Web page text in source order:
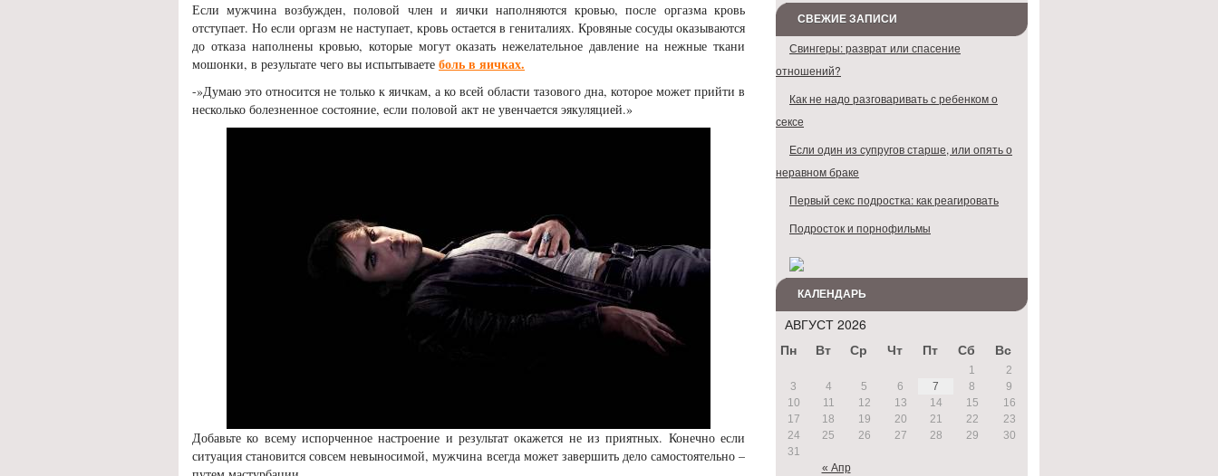
Если мужчина возбужден, половой член и яички наполняются кровью, после оргазма кровь
отступает. Но если оргазм не наступает, кровь остается в гениталиях. Кровяные сосуды оказываются
до отказа наполнены кровью, которые могут оказать нежелательное давление на нежные ткани
мошонки, в результате чего вы испытываете боль в яичках.
-»Думаю это относится не только к яичкам, а ко всей области тазового дна, которое может прийти в
несколько болезненное состояние, если половой акт не увенчается эякуляцией.»
Добавьте ко всему испорченное настроение и результат окажется не из приятных. Конечно если
ситуация становится совсем невыносимой, мужчина всегда может завершить дело самостоятельно –
СВЕЖИЕ ЗАПИСИ
Свингеры: разврат или спасение
отношений?
Как не надо разговаривать с ребенком о
сексе
Если один из супругов старше, или опять о
неравном браке
Первый секс подростка: как реагировать
Подросток и порнофильмы
КАЛЕНДАРЬ
АВГУСТ 2026
Пн
Вт Ср Чт Пт Сб Вс
« Апр
1
2
3
4 5 6 7 8
9
10
11 12 13 14 15
16
17
18 19 20 21 22
23
24
25 26 27 28 29
30
31